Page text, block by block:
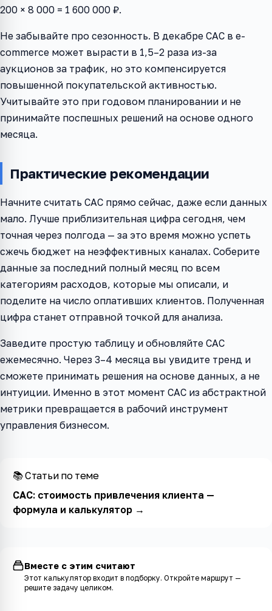
200 × 8 000 = 1 600 000 ₽.
Не забывайте про сезонность. В декабре CAC в e-
commerce может вырасти в 1,5–2 раза из-за
аукционов за трафик, но это компенсируется
повышенной покупательской активностью.
Учитывайте это при годовом планировании и не
принимайте поспешных решений на основе одного
месяца.
Практические рекомендации
Начните считать CAC прямо сейчас, даже если данных
мало. Лучше приблизительная цифра сегодня, чем
точная через полгода — за это время можно успеть
сжечь бюджет на неэффективных каналах. Соберите
данные за последний полный месяц по всем
категориям расходов, которые мы описали, и
поделите на число оплативших клиентов. Полученная
цифра станет отправной точкой для анализа.
Заведите простую таблицу и обновляйте CAC
ежемесячно. Через 3–4 месяца вы увидите тренд и
сможете принимать решения на основе данных, а не
интуиции. Именно в этот момент CAC из абстрактной
метрики превращается в рабочий инструмент
управления бизнесом.
📚 Статьи по теме
CAC: стоимость привлечения клиента —
формула и калькулятор→
Вместе с этим считают
Этот калькулятор входит в подборку. Откройте маршрут —
решите задачу целиком.